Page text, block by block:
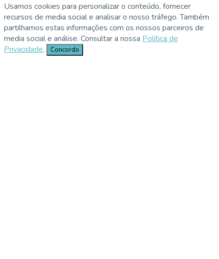
Usamos cookies para personalizar o conteúdo, fornecer
recursos de media social e analisar o nosso tráfego. Também
partilhamos estas informações com os nossos parceiros de
media social e análise. Consultar a nossa Política de
Privacidade. Concordo